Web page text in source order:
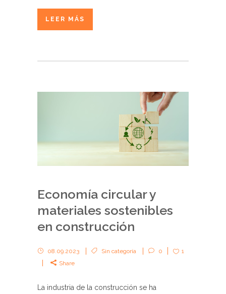
LEER MÁS
Economía circular y
materiales sostenibles
en construcción
08.09.2023 Sin categoría 0
1
Share
La industria de la construcción se ha